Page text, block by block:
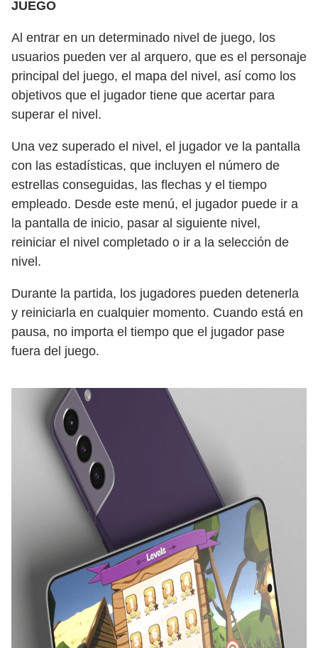
JUEGO
Al entrar en un determinado nivel de juego, los
usuarios pueden ver al arquero, que es el personaje
principal del juego, el mapa del nivel, así como los
objetivos que el jugador tiene que acertar para
superar el nivel.
Una vez superado el nivel, el jugador ve la pantalla
con las estadísticas, que incluyen el número de
estrellas conseguidas, las flechas y el tiempo
empleado. Desde este menú, el jugador puede ir a
la pantalla de inicio, pasar al siguiente nivel,
reiniciar el nivel completado o ir a la selección de
nivel.
Durante la partida, los jugadores pueden detenerla
y reiniciarla en cualquier momento. Cuando está en
pausa, no importa el tiempo que el jugador pase
fuera del juego.